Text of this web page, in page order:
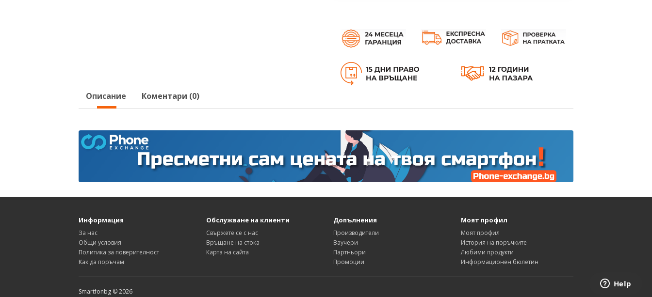
Описание Коментари (0)
Информация
За нас
Общи условия
Политика за поверителност
Как да поръчам
Обслужване на клиенти
Свържете се с нас
Връщане на стока
Карта на сайта
Допълнения
Производители
Ваучери
Партньори
Промоции
Моят профил
Моят профил
История на поръчките
Любими продукти
Информационен бюлетин
Smartfonbg © 2026